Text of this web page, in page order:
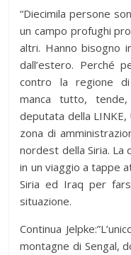
“Diecimila persone
un campo profughi
altri. Hanno bisogno
dall’estero. Perché
contro la regione di
manca tutto,
deputata della LINKE,
zona di
nordest della Siria.
in un viaggio a tappe
Siria ed Iraq per
situazione.
Continua
montagne di Sengal,